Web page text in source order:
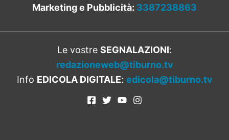
Marketing e Pubblicità: 3387238863
Le vostre SEGNALAZIONI:
redazioneweb@tiburno.tv
Info EDICOLA DIGITALE: edicola@tiburno.tv